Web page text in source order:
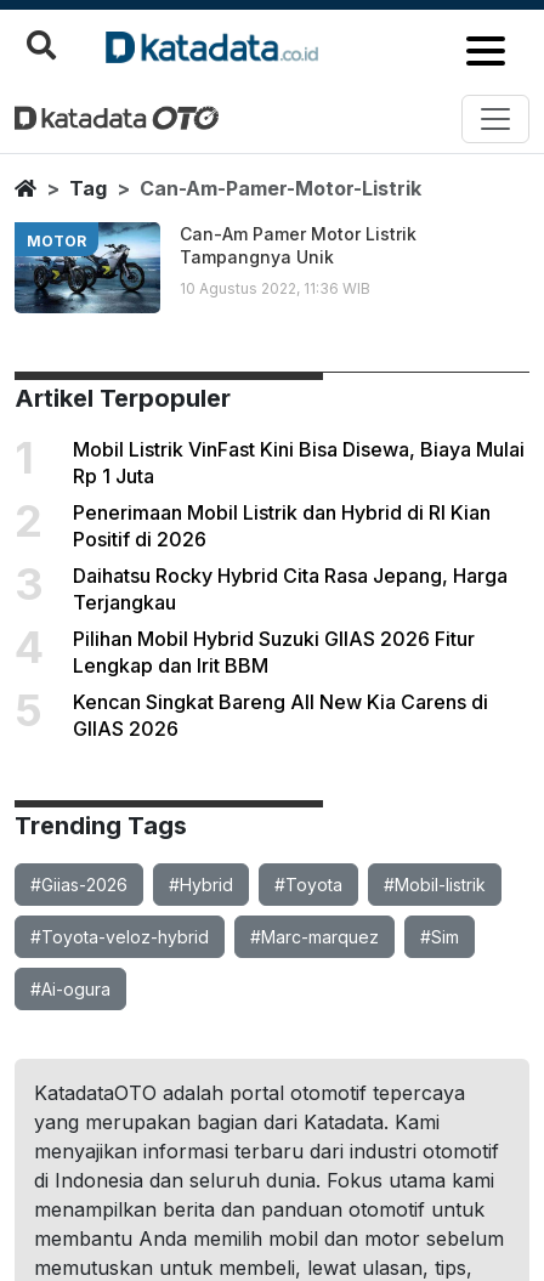
Can Am Pamer Motor Listrik
Berita Terbaru
HomeTag Can-Am-Pamer-Motor-Listrik
MOTOR
Can-Am Pamer Motor Listrik
Tampangnya Unik
10 Agustus 2022, 11:36 WIB
Artikel Terpopuler
1
Mobil Listrik VinFast Kini Bisa Disewa, Biaya Mulai
Rp 1 Juta
2
Penerimaan Mobil Listrik dan Hybrid di RI Kian
Positif di 2026
3
Daihatsu Rocky Hybrid Cita Rasa Jepang, Harga
Terjangkau
4
Pilihan Mobil Hybrid Suzuki GIIAS 2026 Fitur
Lengkap dan Irit BBM
5
Kencan Singkat Bareng All New Kia Carens di
GIIAS 2026
Trending Tags
#Giias-2026 #Hybrid #Toyota #Mobil-listrik
#Toyota-veloz-hybrid #Marc-marquez #Sim
#Ai-ogura
KatadataOTO adalah portal otomotif tepercaya
yang merupakan bagian dari Katadata. Kami
menyajikan informasi terbaru dari industri otomotif
di Indonesia dan seluruh dunia. Fokus utama kami
menampilkan berita dan panduan otomotif untuk
membantu Anda memilih mobil dan motor sebelum
memutuskan untuk membeli, lewat ulasan, tips,